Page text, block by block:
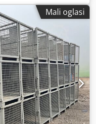
930 x 1170 mm •
200 kg po mreži •
110 cm •
💰 Cijena 9,90 €
na upit • Troškovi
Vrijeme isporuke:
moguće u bilo
imamo više od
različitih proizvođača
i pogreške u
kao i na
Pogledajte naše
Mali oglasi